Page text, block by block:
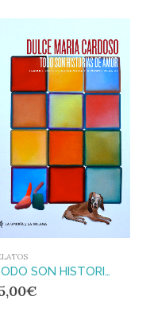
TODO SON HISTORIAS DE AMOR
€